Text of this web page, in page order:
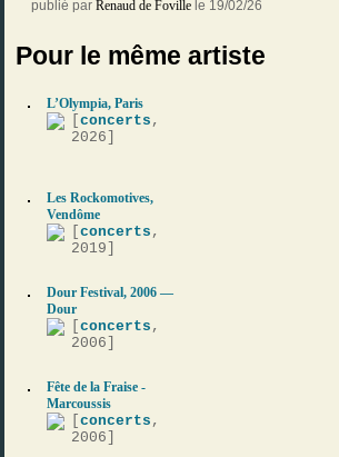
publié par Renaud de Foville le 19/02/26
Pour le même artiste
L’Olympia, Paris
[concerts ,
2026]
Les Rockomotives,
Vendôme
[concerts ,
2019]
Dour Festival, 2006 —
Dour
[concerts ,
2006]
Fête de la Fraise -
Marcoussis
[concerts ,
2006]